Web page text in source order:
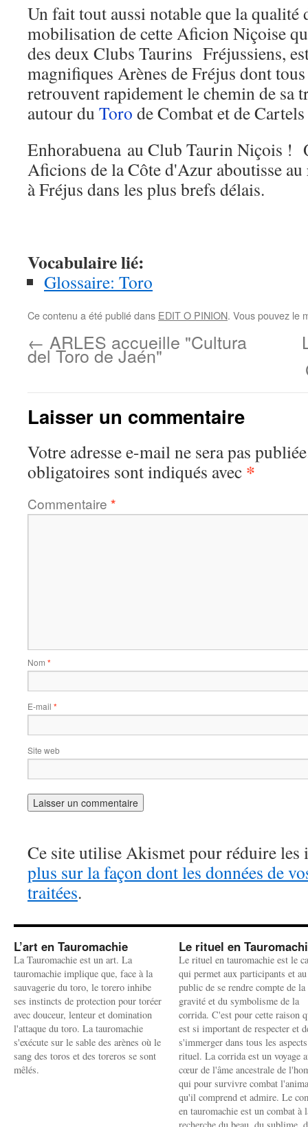
Un fait tout aussi notable que la qualité
mobilisation de cette Aficion Niçoise
des deux Clubs Taurins Fréjussiens,
magnifiques Arènes de Fréjus dont
retrouvent rapidement le chemin de sa
autour du Toro de Combat et de
Enhorabuena au Club Taurin Niçois !
Aficions de la Côte d'Azur aboutisse
à Fréjus dans les plus brefs délais.
Vocabulaire lié:
Glossaire: Toro
Ce contenu a été publié dans EDIT O PINION. Vous pouvez le
← ARLES accueille "Cultura
del Toro de Jaén"
Laisser un commentaire
Votre adresse e-mail ne sera pas
obligatoires sont indiqués avec *
Commentaire *
Nom *
E-mail *
Site web
Ce site utilise Akismet pour réduire les
plus sur la façon dont les données de
traitées.
L’art en Tauromachie
La Tauromachie est un art. La
tauromachie implique que, face à la
sauvagerie du toro, le torero inhibe
ses instincts de protection pour toréer
avec douceur, lenteur et domination
l'attaque du toro. La tauromachie
s'exécute sur le sable des arènes où le
sang des toros et des toreros se sont
mêlés.
Le rituel en
Le rituel en tauromachie est le
qui permet aux participants et au
public de se rendre compte de la
gravité et du symbolisme de la
corrida. C'est pour cette raison
est si important de respecter et
s'immerger dans tous les
rituel. La corrida est un voyage
cœur de l'âme ancestrale de
qui pour survivre combat
qu'il comprend et admire. Le
en tauromachie est un combat à
recherche du beau, du sublime,